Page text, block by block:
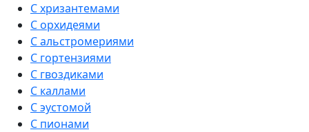
С хризантемами
С орхидеями
С альстромериями
С гортензиями
С гвоздиками
С каллами
С эустомой
С пионами